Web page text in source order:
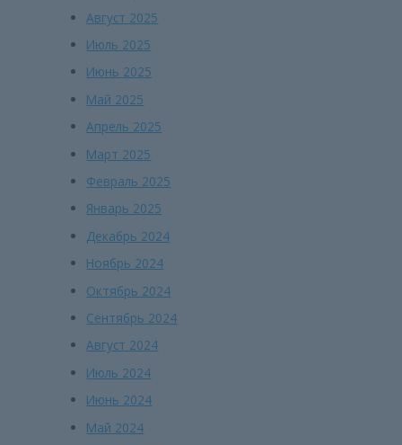
Август 2025
Июль 2025
Июнь 2025
Май 2025
Апрель 2025
Март 2025
Февраль 2025
Январь 2025
Декабрь 2024
Ноябрь 2024
Октябрь 2024
Сентябрь 2024
Август 2024
Июль 2024
Июнь 2024
Май 2024